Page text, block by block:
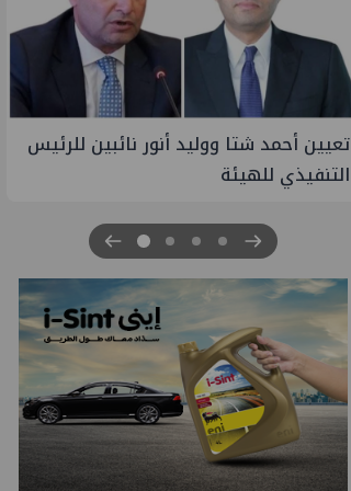
تاون جاس تسيطر علي كسر ماسورة في
ترعة الإسماعيلية